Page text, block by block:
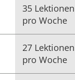
35 Lektionen
pro Woche
27 Lektionen
pro Woche